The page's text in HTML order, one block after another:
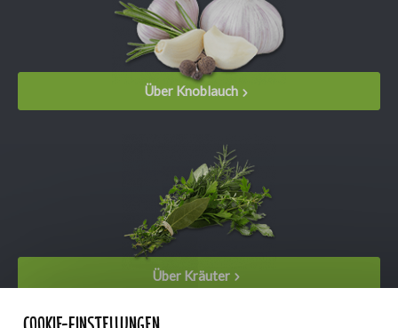
Über Knoblauch
Über Kräuter